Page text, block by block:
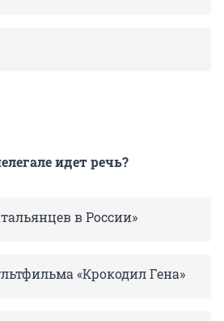
идет речь?
в России»
«Крокодил Гена»